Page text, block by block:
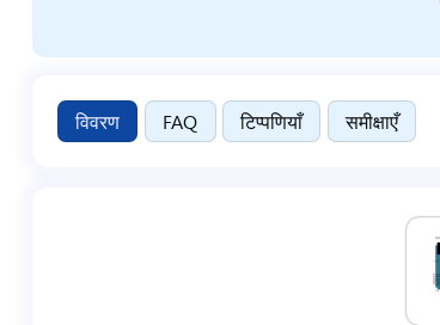
विवरण FAQ टिप्पणियाँ समीक्षाएँ